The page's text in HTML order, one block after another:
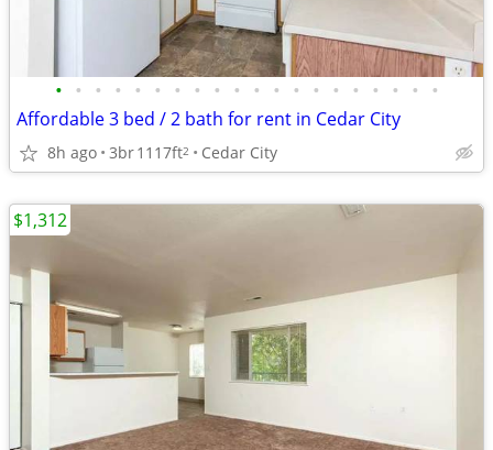
• • • • • • • • • • • • • • • • • • • •
Affordable 3 bed / 2 bath for rent in Cedar City
8h ago 3br1117ft2 Cedar City
$1,312